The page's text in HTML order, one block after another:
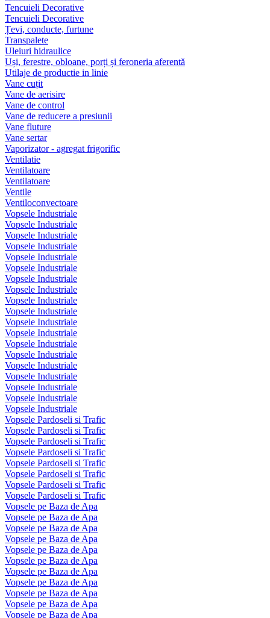
Tencuieli Decorative
Tencuieli Decorative
Țevi, conducte, furtune
Transpalete
Uleiuri hidraulice
Uși, ferestre, obloane, porți și feroneria aferentă
Utilaje de productie in linie
Vane cuțit
Vane de aerisire
Vane de control
Vane de reducere a presiunii
Vane fluture
Vane sertar
Vaporizator - agregat frigorific
Ventilatie
Ventilatoare
Ventilatoare
Ventile
Ventiloconvectoare
Vopsele Industriale
Vopsele Industriale
Vopsele Industriale
Vopsele Industriale
Vopsele Industriale
Vopsele Industriale
Vopsele Industriale
Vopsele Industriale
Vopsele Industriale
Vopsele Industriale
Vopsele Industriale
Vopsele Industriale
Vopsele Industriale
Vopsele Industriale
Vopsele Industriale
Vopsele Industriale
Vopsele Industriale
Vopsele Industriale
Vopsele Industriale
Vopsele Pardoseli si Trafic
Vopsele Pardoseli si Trafic
Vopsele Pardoseli si Trafic
Vopsele Pardoseli si Trafic
Vopsele Pardoseli si Trafic
Vopsele Pardoseli si Trafic
Vopsele Pardoseli si Trafic
Vopsele Pardoseli si Trafic
Vopsele pe Baza de Apa
Vopsele pe Baza de Apa
Vopsele pe Baza de Apa
Vopsele pe Baza de Apa
Vopsele pe Baza de Apa
Vopsele pe Baza de Apa
Vopsele pe Baza de Apa
Vopsele pe Baza de Apa
Vopsele pe Baza de Apa
Vopsele pe Baza de Apa
Vopsele pe Baza de Apa